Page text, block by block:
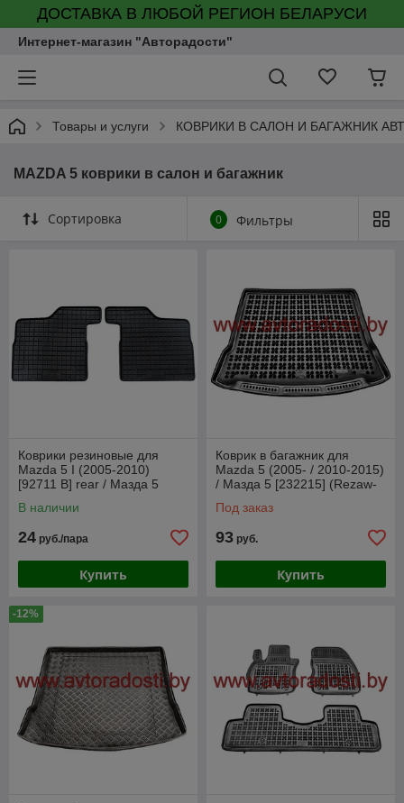
ДОСТАВКА В ЛЮБОЙ РЕГИОН БЕЛАРУСИ
Интернет-магазин "Авторадости"
Товары и услуги КОВРИКИ В САЛОН И БАГАЖНИК
MAZDA 5 коврики в салон и багажник
Сортировка 0 Фильтры
Коврики резиновые для
Mazda 5 I (2005-2010)
[92711 B] rear / Мазда 5
В наличии
24 руб./пара
Купить
Коврик в багажник для
Mazda 5 (2005- / 2010-2015)
/ Мазда 5 [232215] (Rezaw-
Под заказ
93 руб.
Купить
-12%